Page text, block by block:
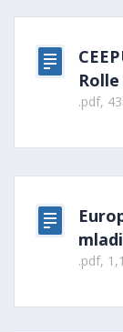
Rolle
.pdf,
.pdf,